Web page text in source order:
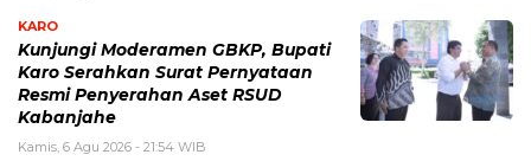
KARO
Kunjungi Moderamen GBKP, Bupati
Karo Serahkan Surat Pernyataan
Resmi Penyerahan Aset RSUD
Kabanjahe
Kamis, 6 Agu 2026 - 21:54 WIB